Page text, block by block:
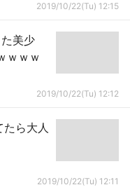
2019/10/22(Tu) 12:15
美少
ｗｗｗ
2019/10/22(Tu) 12:12
たら大人
2019/10/22(Tu) 12:11